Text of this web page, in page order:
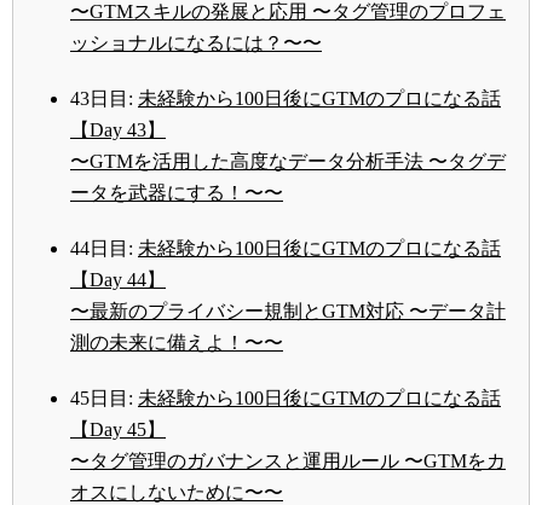
〜GTMスキルの発展と応用 〜タグ管理のプロフェ
ッショナルになるには？〜〜
43日目: 未経験から100日後にGTMのプロになる話
【Day 43】
〜GTMを活用した高度なデータ分析手法 〜タグデ
ータを武器にする！〜〜
44日目: 未経験から100日後にGTMのプロになる話
【Day 44】
〜最新のプライバシー規制とGTM対応 〜データ計
測の未来に備えよ！〜〜
45日目: 未経験から100日後にGTMのプロになる話
【Day 45】
〜タグ管理のガバナンスと運用ルール 〜GTMをカ
オスにしないために〜〜